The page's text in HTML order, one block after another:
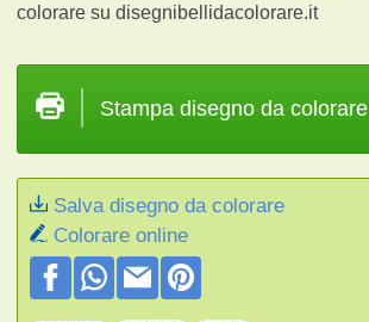
colorare su disegnibellidacolorare.it
Stampa disegno da colorare
Salva disegno da colorare
Colorare online